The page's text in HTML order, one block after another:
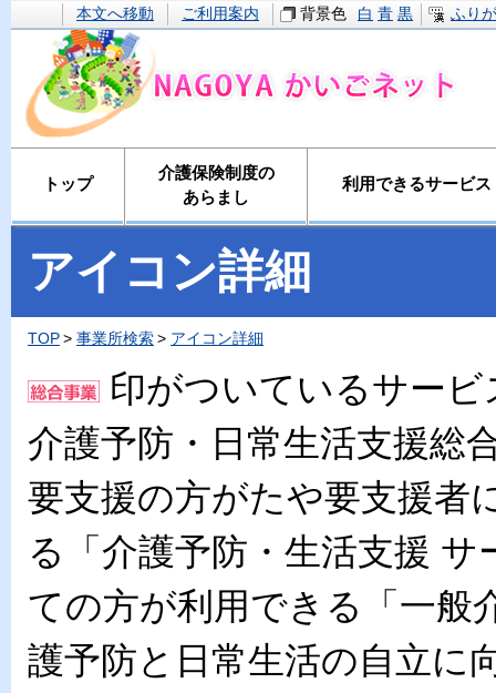
本文へ移動 ご利用案内 背景色 白 青 黒 ふり
トップ
介護保険制度の
あらまし
利用できるサービス
アイコン詳細
TOP 事業所検索 アイコン詳細
印がついているサー
介護予防・日常生活支援総
要支援の方がたや要支援者
る「介護予防・生活支援
ての方が利用できる「一般
護予防と日常生活の自立に